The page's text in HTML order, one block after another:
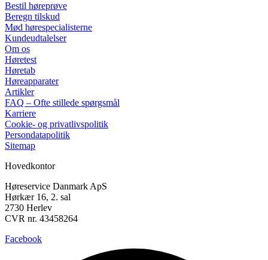
Bestil høreprøve
Beregn tilskud
Mød hørespecialisterne
Kundeudtalelser
Om os
Høretest
Høretab
Høreapparater
Artikler
FAQ – Ofte stillede spørgsmål
Karriere
Cookie- og privatlivspolitik
Persondatapolitik
Sitemap
Hovedkontor
Høreservice Danmark ApS
Hørkær 16, 2. sal
2730 Herlev
CVR nr. 43458264
Facebook